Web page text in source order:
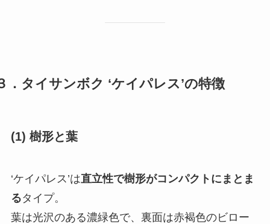
．タイサンボク ‘ケイパレス’の特徴
(1) 樹形と葉
‘ケイパレス’は直立性で樹形がコンパクトにまとま
るタイプ。
葉は光沢のある濃緑色で、裏面は赤褐色のビロー